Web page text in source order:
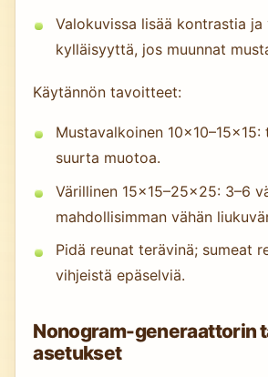
Valokuvissa lisää kontrastia ja
kylläisyyttä, jos muunnat
Käytännön tavoitteet:
Mustavalkoinen
suurta muotoa.
Värillinen 15×15–25×25: 3–6
mahdollisimman vähän
Pidä reunat terävinä; sumeat
vihjeistä epäselviä.
Nonogram-generaattorin
asetukset